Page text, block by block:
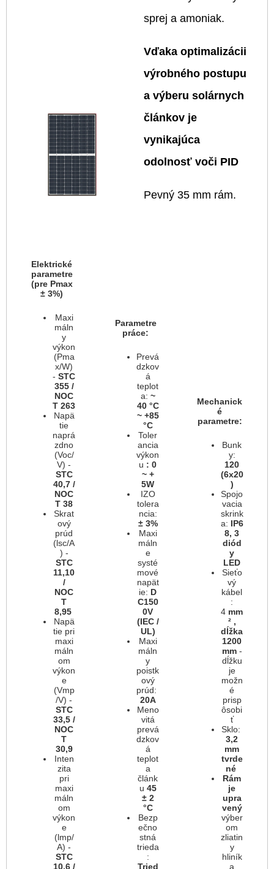
sprej a amoniak.
Vďaka optimalizácii
výrobného postupu
a výberu solárnych
článkov je
vynikajúca
odolnosť voči PID
Pevný 35 mm rám.
Elektrické
parametre
(pre Pmax
± 3%)
Maxi
máln
y
výkon
(Pma
x/W)
-STC
355 /
NOC
T 263
Napä
tie
naprá
zdno
(Voc/
V) -
STC
40,7 /
NOC
T 38
Skrat
ový
prúd
(lsc/A
) -
STC
11,10
/
NOC
T
8,95
Napä
tie pri
maxi
máln
om
výkon
e
(Vmp
/V) -
STC
33,5 /
NOC
T
30,9
Inten
zita
pri
maxi
máln
om
výkon
e
(lmp/
A) -
STC
10,6 /
Parametre
práce:
Prevá
dzkov
á
teplot
a: ~
40 °C
~ +85
°C
Toler
ancia
výkon
u : 0
~ +
5W
IZO
tolera
ncia:
± 3%
Maxi
máln
e
systé
mové
napät
ie: D
C150
0V
(IEC /
UL)
Maxi
máln
y
poistk
ový
prúd:
20A
Meno
vitá
prevá
dzkov
á
teplot
a
článk
u 45
± 2
°C
Bezp
ečno
stná
trieda
:
Tried
Mechanick
é
parametre:
Bunk
y:
120
(6x20
)
Spojo
vacia
skrink
a: IP6
8, 3
diód
y
LED
Sieťo
vý
kábel
:
4 mm
² ,
dĺžka
1200
mm-
dĺžku
je
možn
é
prisp
ôsobi
ť
Sklo:
3,2
mm
tvrde
né
Rám
je
upra
vený
výber
om
zliatin
y
hliník
a